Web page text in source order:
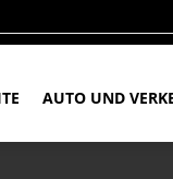
AUTO UND